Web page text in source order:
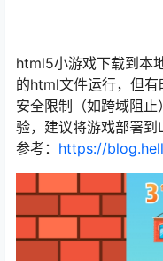
html5小游戏下载到本
的html文件运行，但
安全限制（如跨域阻
验，建议将游戏部署
参考： https://